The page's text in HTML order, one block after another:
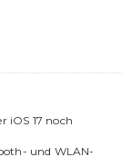
iOS 17 noch
und WLAN-